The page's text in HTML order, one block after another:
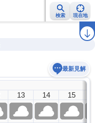
検索 現在地
ラ
最新見解
13 14 15